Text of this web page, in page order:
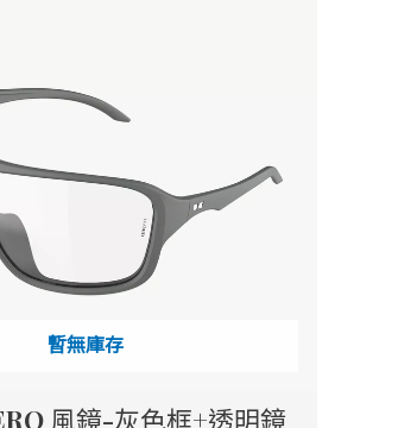
暫無庫存
風鏡-灰色框+透明鏡